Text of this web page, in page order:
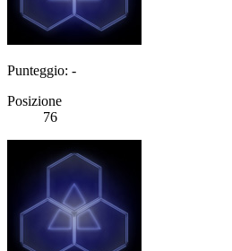
Punteggio: -
Posizione
76